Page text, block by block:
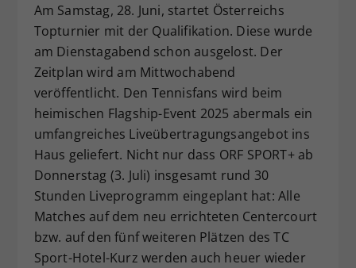
Am Samstag, 28. Juni, startet Österreichs
Topturnier mit der Qualifikation. Diese wurde
am Dienstagabend schon ausgelost. Der
Zeitplan wird am Mittwochabend
veröffentlicht. Den Tennisfans wird beim
heimischen Flagship-Event 2025 abermals ein
umfangreiches Liveübertragungsangebot ins
Haus geliefert. Nicht nur dass ORF SPORT+ ab
Donnerstag (3. Juli) insgesamt rund 30
Stunden Liveprogramm eingeplant hat: Alle
Matches auf dem neu errichteten Centercourt
bzw. auf den fünf weiteren Plätzen des TC
Sport-Hotel-Kurz werden auch heuer wieder